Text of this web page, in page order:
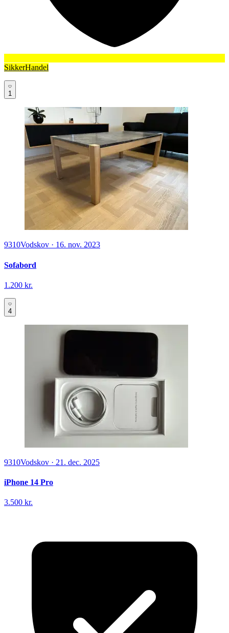
SikkerHandel
1
9310Vodskov · 16. nov. 2023
Sofabord
1.200 kr.
4
9310Vodskov · 21. dec. 2025
iPhone 14 Pro
3.500 kr.